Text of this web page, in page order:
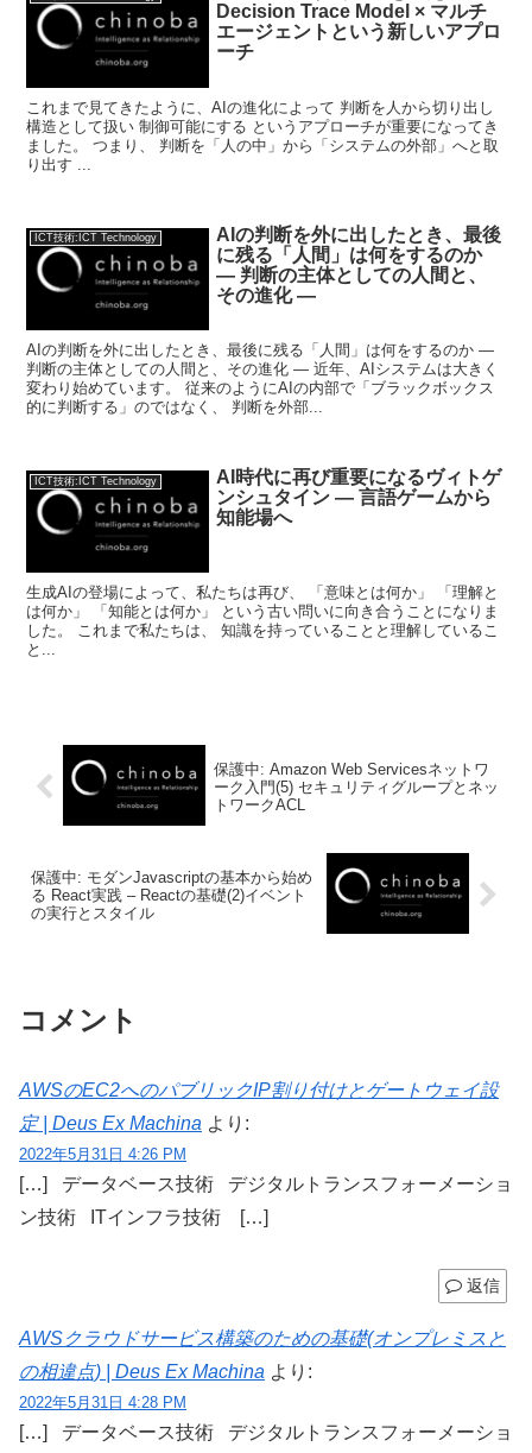
Decision Trace Model × マルチ
エージェントという新しいアプロ
ーチ
これまで見てきたように、AIの進化によって 判断を人から切り出し
構造として扱い 制御可能にする というアプローチが重要になってき
ました。 つまり、 判断を「人の中」から「システムの外部」へと取
り出す ...
ICT技術:ICT Technology
AIの判断を外に出したとき、最後
に残る「人間」は何をするのか
— 判断の主体としての人間と、
その進化 —
AIの判断を外に出したとき、最後に残る「人間」は何をするのか —
判断の主体としての人間と、その進化 — 近年、AIシステムは大きく
変わり始めています。 従来のようにAIの内部で「ブラックボックス
的に判断する」のではなく、 判断を外部...
ICT技術:ICT Technology
AI時代に再び重要になるヴィトゲ
ンシュタイン ― 言語ゲームから
知能場へ
生成AIの登場によって、私たちは再び、 「意味とは何か」 「理解と
は何か」 「知能とは何か」 という古い問いに向き合うことになりま
した。 これまで私たちは、 知識を持っていることと理解しているこ
と...
保護中: Amazon Web Servicesネットワ
ーク入門(5) セキュリティグループとネッ
トワークACL
保護中: モダンJavascriptの基本から始め
る React実践 – Reactの基礎(2)イベント
の実行とスタイル
コメント
AWSのEC2へのパブリックIP割り付けとゲートウェイ設
定 | Deus Ex Machina より:
2022年5月31日 4:26 PM
[…] データベース技術 デジタルトランスフォーメーショ
ン技術 ITインフラ技術 […]
返信
AWSクラウドサービス構築のための基礎(オンプレミスと
の相違点) | Deus Ex Machina より:
2022年5月31日 4:28 PM
[…] データベース技術 デジタルトランスフォーメーショ